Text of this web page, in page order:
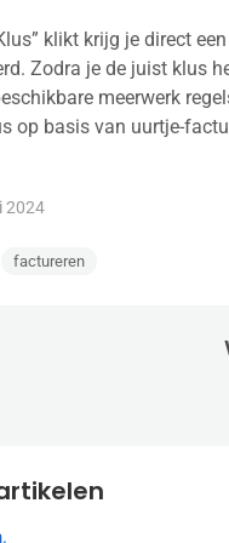
klikt krijg je direct
Zodra je de juist klus
meerwerk
op basis van uurtje-
2024
factureren